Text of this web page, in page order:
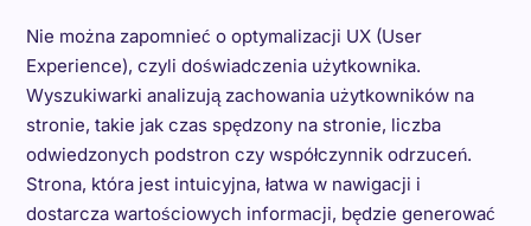
Nie można zapomnieć o optymalizacji UX (User
Experience), czyli doświadczenia użytkownika.
Wyszukiwarki analizują zachowania użytkowników na
stronie, takie jak czas spędzony na stronie, liczba
odwiedzonych podstron czy współczynnik odrzuceń.
Strona, która jest intuicyjna, łatwa w nawigacji i
dostarcza wartościowych informacji, będzie generować